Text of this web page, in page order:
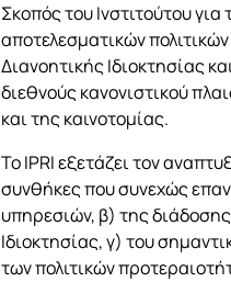
Σκοπός του Ινστιτούτου
αποτελεσματικών
Διανοητικής Ιδιοκτησίας
διεθνούς κανονιστικού
και της καινοτομίας.
Το IPRI εξετάζει τον
συνθήκες που συνεχώς
υπηρεσιών, β) της
Ιδιοκτησίας, γ) του
των πολιτικών